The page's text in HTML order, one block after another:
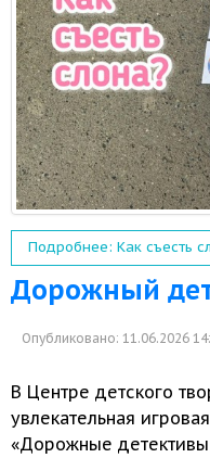
Подробнее: Как съесть
Дорожный
Опубликовано: 11.06.2026
В Центре детского
увлекательная
«Дорожные детективы